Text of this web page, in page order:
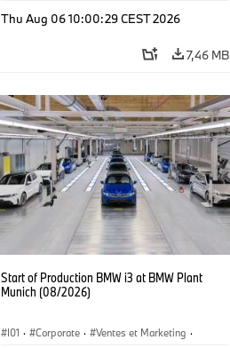
Thu Aug 06 10:00:29 CEST 2026
7,46 MB
Start of Production BMW i3 at BMW Plant
Munich (08/2026)
I01 · Corporate · Ventes et Marketing ·